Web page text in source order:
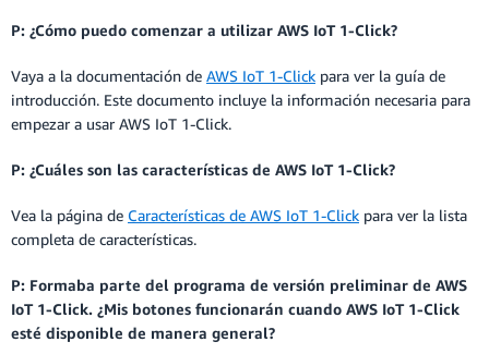
P: ¿Cómo puedo comenzar a utilizar AWS IoT 1-Click?
Vaya a la documentación de AWS IoT 1-Click para ver la guía de
introducción. Este documento incluye la información necesaria para
empezar a usar AWS IoT 1-Click.
P: ¿Cuáles son las características de AWS IoT 1-Click?
Vea la página de Características de AWS IoT 1-Click para ver la lista
completa de características.
P: Formaba parte del programa de versión preliminar de AWS
IoT 1-Click. ¿Mis botones funcionarán cuando AWS IoT 1-Click
esté disponible de manera general?